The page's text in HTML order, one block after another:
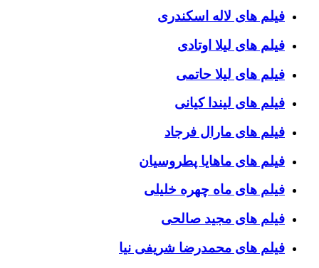
فیلم های لاله اسکندری
فیلم های لیلا اوتادی
فیلم های لیلا حاتمی
فیلم های لیندا کیانی
فیلم های مارال فرجاد
فیلم های ماهایا پطروسیان
فیلم های ماه چهره خلیلی
فیلم های مجید صالحی
فیلم های محمدرضا شریفی نیا